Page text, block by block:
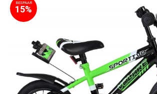
BESPAAR
15%